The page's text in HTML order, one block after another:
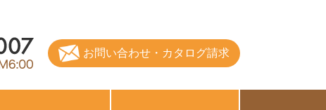
お問い合わせ・カタログ請求